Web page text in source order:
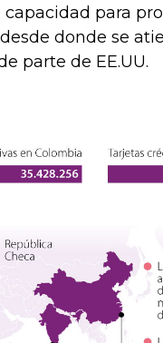
para
donde se
parte de EE.UU.